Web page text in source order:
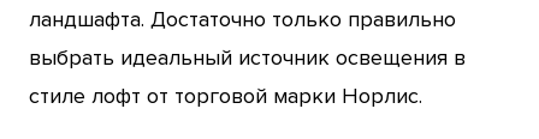
ландшафта. Достаточно только правильно
выбрать идеальный источник освещения в
стиле лофт от торговой марки Норлис.